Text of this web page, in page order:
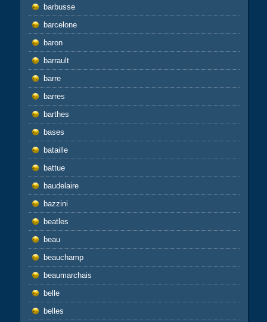
barbusse
barcelone
baron
barrault
barre
barres
barthes
bases
bataille
battue
baudelaire
bazzini
beatles
beau
beauchamp
beaumarchais
belle
belles